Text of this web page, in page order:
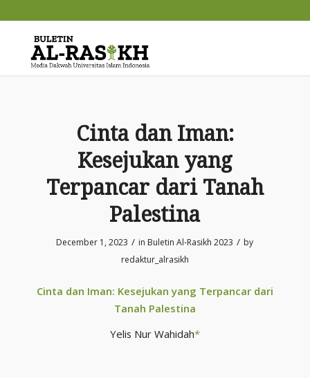
Cinta dan Iman:
Kesejukan yang
Terpancar dari Tanah
Palestina
December 1, 2023 / in Buletin Al-Rasikh 2023 / by
redaktur_alrasikh
Cinta dan Iman: Kesejukan yang Terpancar dari
Tanah Palestina
Yelis Nur Wahidah*